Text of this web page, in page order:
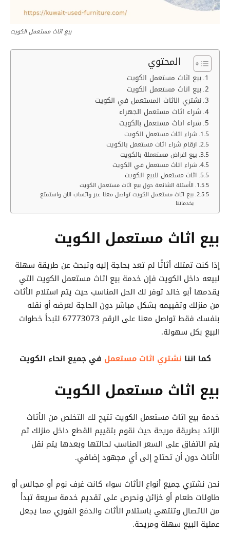
بيع اثاث مستعمل الكويت
المحتوي
بيع اثاث مستعمل الكويت
بيع اثاث مستعمل الكويت
نشتري الاثاث المستعمل في الكويت
شراء اثاث مستعمل الجهراء
شراء اثاث مستعمل بالكويت
شراء اثاث مستعمل الكويت
ارقام شراء اثاث مستعمل بالكويت
بيع اغراض مستعملة بالكويت
شراء اثاث مستعمل في الكويت
اثاث مستعمل للبيع الكويت
الأسئلة الشائعة حول بيع اثاث مستعمل الكويت
بيع اثاث مستعمل الكويت تواصل معنا عبر واتساب الان واستمتع
بخدماتنا
بيع اثاث مستعمل الكويت
إذا كنت تمتلك أثاثًا لم تعد بحاجة إليه وتبحث عن طريقة سهلة
لبيعه داخل الكويت فإن خدمة بيع اثاث مستعمل الكويت التي
يقدمها أبو خالد توفر لك الحل المناسب حيث يتم استلام الأثاث
من منزلك وتقييمه بشكل مباشر دون الحاجة لعرضه أو نقله
بنفسك فقط تواصل معنا على الرقم 67773073 لتبدأ خطوات
البيع بكل سهولة.
كما اننا نشتري اثاث مستعمل في جميع انحاء الكويت
بيع اثاث مستعمل الكويت
خدمة بيع اثاث مستعمل الكويت تتيح لك التخلص من الأثاث
الزائد بطريقة مريحة حيث نقوم بتقييم القطع داخل منزلك ثم
يتم الاتفاق على السعر المناسب لحالتها وبعدها يتم نقل
الأثاث دون أن تحتاج إلى أي مجهود إضافي.
نحن نشتري جميع أنواع الأثاث سواء كانت غرف نوم أو مجالس أو
طاولات طعام أو خزائن ونحرص على تقديم خدمة سريعة تبدأ
من الاتصال وتنتهي باستلام الأثاث والدفع الفوري مما يجعل
عملية البيع سهلة ومريحة.